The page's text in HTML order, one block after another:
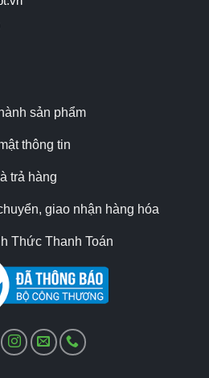
sản phẩm
thông tin
trả hàng
giao nhận hàng hóa
Thức Thanh Toán